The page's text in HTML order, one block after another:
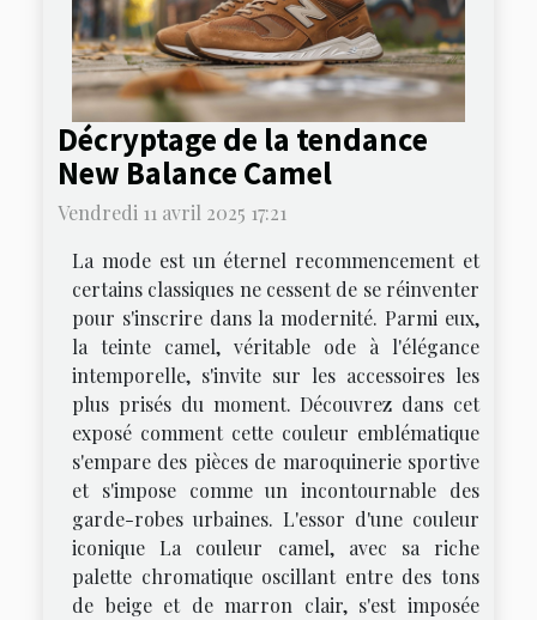
Décryptage de la tendance
New Balance Camel
Vendredi 11 avril 2025 17:21
La mode est un éternel recommencement et
certains classiques ne cessent de se réinventer
pour s'inscrire dans la modernité. Parmi eux,
la teinte camel, véritable ode à l'élégance
intemporelle, s'invite sur les accessoires les
plus prisés du moment. Découvrez dans cet
exposé comment cette couleur emblématique
s'empare des pièces de maroquinerie sportive
et s'impose comme un incontournable des
garde-robes urbaines. L'essor d'une couleur
iconique La couleur camel, avec sa riche
palette chromatique oscillant entre des tons
de beige et de marron clair, s'est imposée